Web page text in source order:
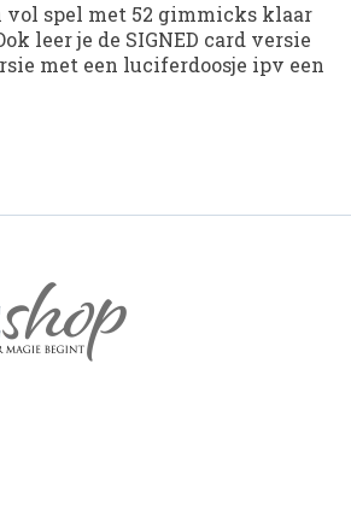
spel met 52 gimmicks klaar
leer je de SIGNED card versie
met een luciferdoosje ipv een